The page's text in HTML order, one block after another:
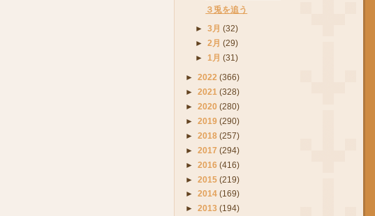
３兎を追う
►3月(32)
►2月(29)
► 1月(31)
► 2022 (366)
► 2021 (328)
► 2020 (280)
► 2019 (290)
► 2018 (257)
► 2017 (294)
► 2016 (416)
► 2015 (219)
► 2014 (169)
► 2013 (194)